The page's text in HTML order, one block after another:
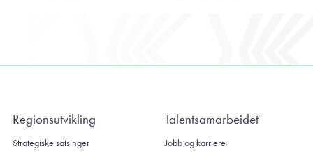
Regionsutvikling
Strategiske satsinger
Talentsamarbeidet
Jobb og karriere